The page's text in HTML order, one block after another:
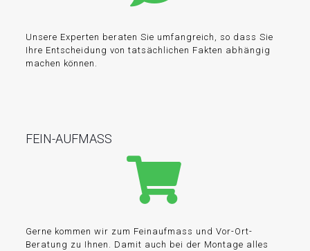
Unsere Experten beraten Sie umfangreich, so dass Sie
Ihre Entscheidung von tatsächlichen Fakten abhängig
machen können.
FEIN-AUFMASS
Gerne kommen wir zum Feinaufmass und Vor-Ort-
Beratung zu Ihnen. Damit auch bei der Montage alles